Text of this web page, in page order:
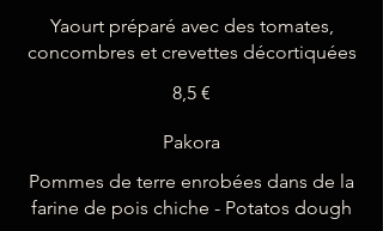
Yaourt préparé avec des tomates,
concombres et crevettes décortiquées
8,5 €
Pakora
Pommes de terre enrobées dans de la
farine de pois chiche - Potatos dough